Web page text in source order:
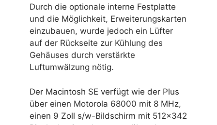
Durch die optionale interne Festplatte
und die Möglichkeit, Erweiterungskarten
einzubauen, wurde jedoch ein Lüfter
auf der Rückseite zur Kühlung des
Gehäuses durch verstärkte
Luftumwälzung nötig.
Der Macintosh SE verfügt wie der Plus
über einen Motorola 68000 mit 8 MHz,
einen 9 Zoll s/w-Bildschirm mit 512×342